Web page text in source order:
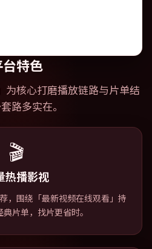
择展开连锁反应；配乐与色彩
人寻味。
台特色
为核心打磨播放链路与片单结
路多实在。
🎬
热播影视
，围绕「最新视频在线观看」持
片单，找片更省时。